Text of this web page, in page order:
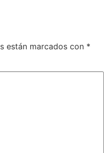
están marcados con *